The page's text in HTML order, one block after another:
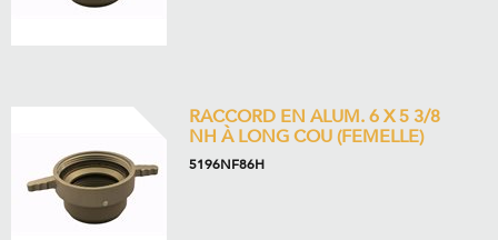
RACCORD EN ALUM. 6 X 5 3/8
NH À LONG COU (FEMELLE)
5196NF86H